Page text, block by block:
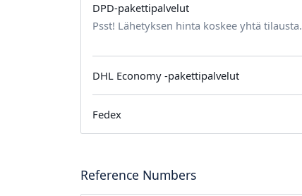
DPD-pakettipalvelut
Psst! Lähetyksen hinta koskee yhtä
DHL Economy -pakettipalvelut
Fedex
Reference Numbers